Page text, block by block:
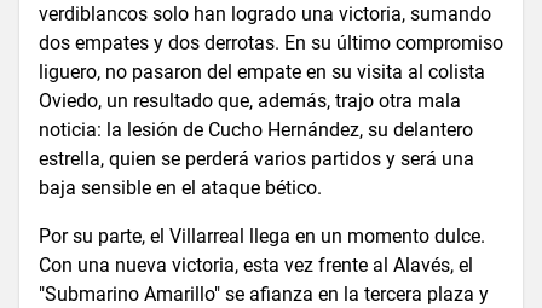
verdiblancos solo han logrado una victoria, sumando
dos empates y dos derrotas. En su último compromiso
liguero, no pasaron del empate en su visita al colista
Oviedo, un resultado que, además, trajo otra mala
noticia: la lesión de Cucho Hernández, su delantero
estrella, quien se perderá varios partidos y será una
baja sensible en el ataque bético.
Por su parte, el Villarreal llega en un momento dulce.
Con una nueva victoria, esta vez frente al Alavés, el
"Submarino Amarillo" se afianza en la tercera plaza y